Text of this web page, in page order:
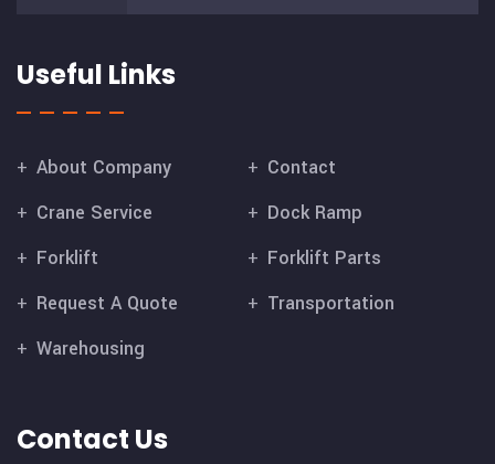
Useful Links
About Company
Contact
Crane Service
Dock Ramp
Forklift
Forklift Parts
Request A Quote
Transportation
Warehousing
Contact Us